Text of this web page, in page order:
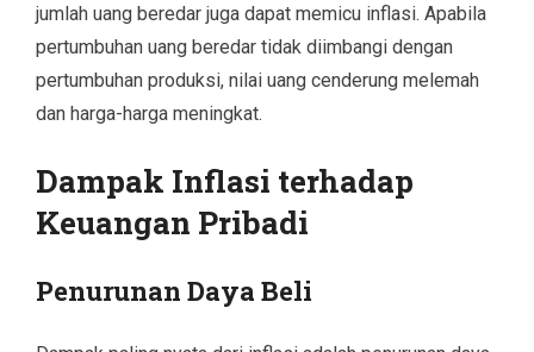
jumlah uang beredar juga dapat memicu inflasi. Apabila
pertumbuhan uang beredar tidak diimbangi dengan
pertumbuhan produksi, nilai uang cenderung melemah
dan harga-harga meningkat.
Dampak Inflasi terhadap
Keuangan Pribadi
Penurunan Daya Beli